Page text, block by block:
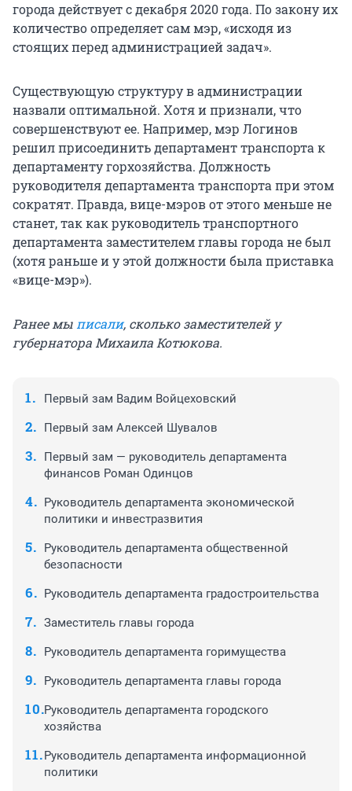
города действует с декабря 2020 года. По закону их
количество определяет сам мэр, «исходя из
стоящих перед администрацией задач».
Существующую структуру в администрации
назвали оптимальной. Хотя и признали, что
совершенствуют ее. Например, мэр Логинов
решил присоединить департамент транспорта к
департаменту горхозяйства. Должность
руководителя департамента транспорта при этом
сократят. Правда, вице-мэров от этого меньше не
станет, так как руководитель транспортного
департамента заместителем главы города не был
(хотя раньше и у этой должности была приставка
«вице-мэр»).
Ранее мыписали, сколько заместителей у
губернатора Михаила Котюкова.
Первый зам Вадим Войцеховский
Первый зам Алексей Шувалов
Первый зам — руководитель департамента
финансов Роман Одинцов
Руководитель департамента экономической
политики и инвестразвития
Руководитель департамента общественной
безопасности
Руководитель департамента градостроительства
Заместитель главы города
Руководитель департамента горимущества
Руководитель департамента главы города
Руководитель департамента городского
хозяйства
Руководитель департамента информационной
политики